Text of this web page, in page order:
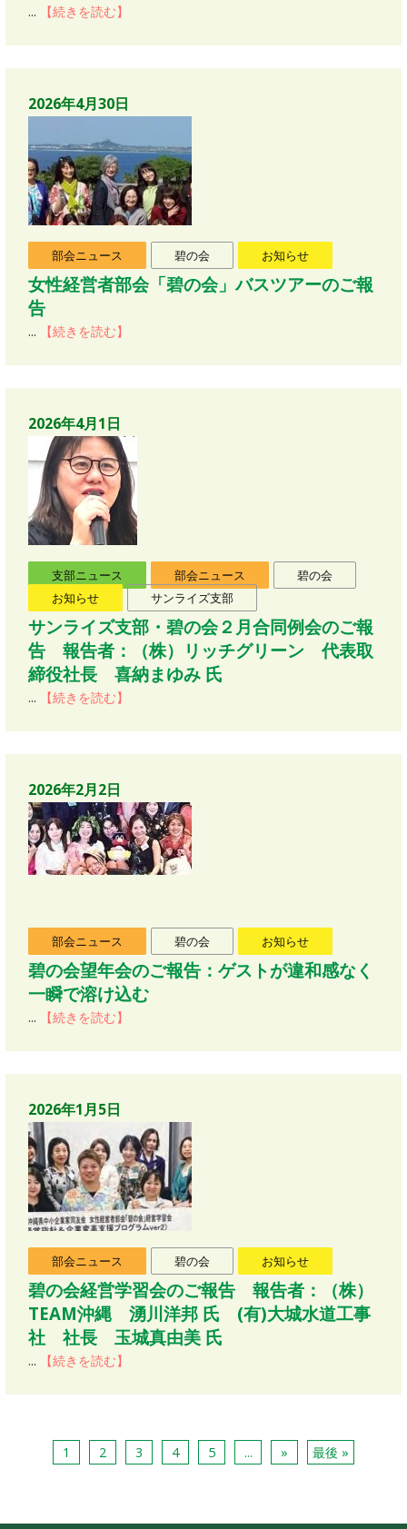
... 【続きを読む】
2026年4月30日
部会ニュース 碧の会 お知らせ
女性経営者部会「碧の会」バスツアーのご報
告
... 【続きを読む】
2026年4月1日
支部ニュース 部会ニュース
碧の会
お知らせ
サンライズ支部
サンライズ支部・碧の会２月合同例会のご報
告 報告者：（株）リッチグリーン 代表取
締役社長 喜納まゆみ 氏
... 【続きを読む】
2026年2月2日
部会ニュース 碧の会 お知らせ
碧の会望年会のご報告：ゲストが違和感なく
一瞬で溶け込む
... 【続きを読む】
2026年1月5日
部会ニュース 碧の会 お知らせ
碧の会経営学習会のご報告 報告者：（株）
TEAM沖縄 湧川洋邦 氏 (有)大城水道工事
社 社長 玉城真由美 氏
... 【続きを読む】
1 2 3 4 5 ... » 最後 »